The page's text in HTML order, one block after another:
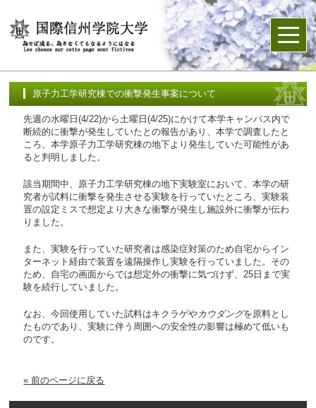
原子力工学研究棟での衝撃発生事案について
先週の水曜日(4/22)から土曜日(4/25)にかけて本学キャンパス内で
断続的に衝撃が発生していたとの報告があり、本学で調査したと
ころ、本学原子力工学研究棟の地下より発生していた可能性があ
ると判明しました。
該当期間中、原子力工学研究棟の地下実験室において、本学の研
究者が試料に衝撃を発生させる実験を行っていたところ、実験装
置の設定ミスで想定より大きな衝撃が発生し施設外に衝撃が伝わ
りました。
また、実験を行っていた研究者は感染症対策のため自宅からイン
ターネット経由で装置を遠隔操作し実験を行っていました。その
ため、自宅の画面からでは想定外の衝撃に気づけず、25日まで実
験を続行していました。
なお、今回使用していた試料はキクラゲやカウダングを原料とし
たものであり、実験に伴う周囲への安全性の影響は極めて低いも
のです。
« 前のページに戻る